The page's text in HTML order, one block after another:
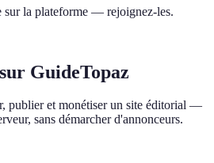
sur la plateforme — rejoignez-les.
GuideTopaz
publier et monétiser un site éditorial —
sans démarcher d'annonceurs.